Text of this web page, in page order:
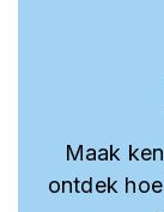
Maak
ontdek